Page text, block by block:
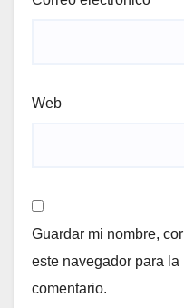
Web
Guardar mi nombre,
este navegador para
comentario.